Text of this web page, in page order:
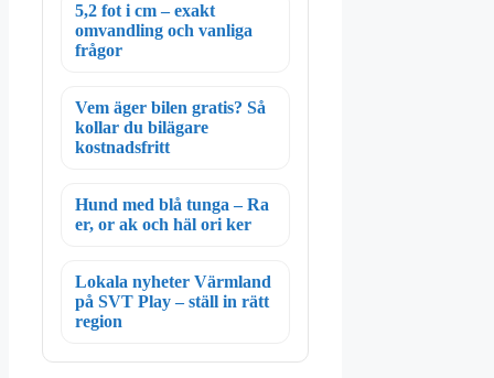
5,2 fot i cm – exakt
omvandling och vanliga
frågor
Vem äger bilen gratis? Så
kollar du bilägare
kostnadsfritt
Hund med blå tunga – Ra
er, or ak och häl ori ker
Lokala nyheter Värmland
på SVT Play – ställ in rätt
region